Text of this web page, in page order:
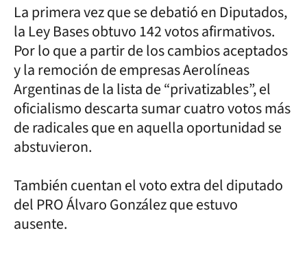
La primera vez que se debatió en Diputados,
la Ley Bases obtuvo 142 votos afirmativos.
Por lo que a partir de los cambios aceptados
y la remoción de empresas Aerolíneas
Argentinas de la lista de “privatizables”, el
oficialismo descarta sumar cuatro votos más
de radicales que en aquella oportunidad se
abstuvieron.
También cuentan el voto extra del diputado
del PRO Álvaro González que estuvo
ausente.